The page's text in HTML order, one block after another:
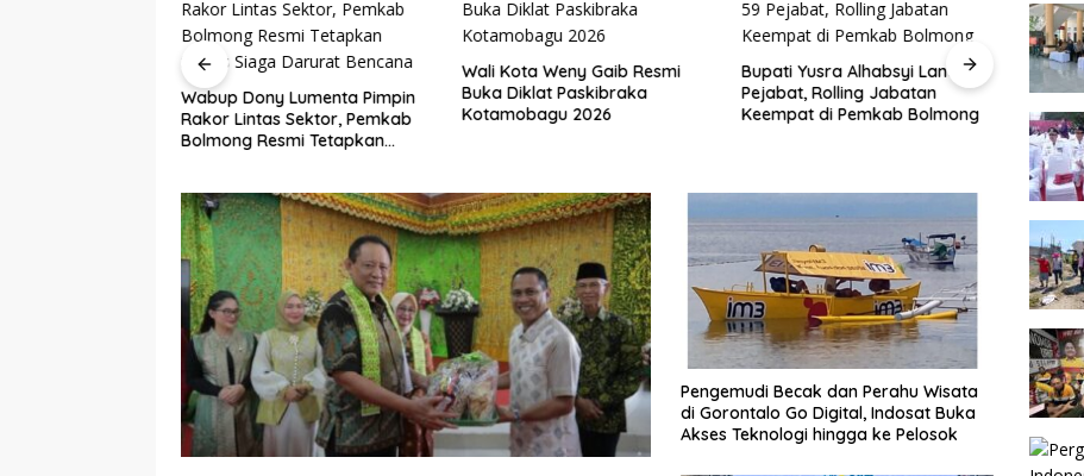
Wabup Dony Lumenta Pimpin
Rakor Lintas Sektor, Pemkab
Bolmong Resmi Tetapkan
Wali Kota Weny Gaib Resmi
Buka Diklat Paskibraka
Kotamobagu 2026
Bupati Yusra Alhabsyi Lantik 59
Pejabat, Rolling Jabatan
Keempat di Pemkab Bolmong
Hadiri
Pengemudi Becak dan Perahu Wisata
di Gorontalo Go Digital, Indosat Buka
Akses Teknologi hingga ke Pelosok